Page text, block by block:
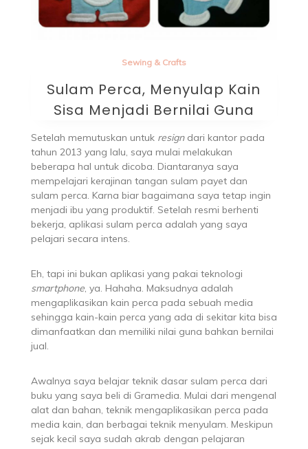
Sewing & Crafts
Sulam Perca, Menyulap Kain
Sisa Menjadi Bernilai Guna
Setelah memutuskan untuk resigndari kantor pada
tahun 2013 yang lalu, saya mulai melakukan
beberapa hal untuk dicoba. Diantaranya saya
mempelajari kerajinan tangan sulam payet dan
sulam perca. Karna biar bagaimana saya tetap ingin
menjadi ibu yang produktif. Setelah resmi berhenti
bekerja, aplikasi sulam perca adalah yang saya
pelajari secara intens.
Eh, tapi ini bukan aplikasi yang pakai teknologi
smartphone, ya. Hahaha. Maksudnya adalah
mengaplikasikan kain perca pada sebuah media
sehingga kain-kain perca yang ada di sekitar kita bisa
dimanfaatkan dan memiliki nilai guna bahkan bernilai
jual.
Awalnya saya belajar teknik dasar sulam perca dari
buku yang saya beli di Gramedia. Mulai dari mengenal
alat dan bahan, teknik mengaplikasikan perca pada
media kain, dan berbagai teknik menyulam. Meskipun
sejak kecil saya sudah akrab dengan pelajaran